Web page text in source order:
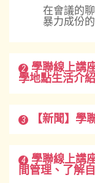
在會議的
暴力成份
2
學聯線上講
學地點生活介紹
3 【新聞】學
4
學聯線上講
間管理、了解